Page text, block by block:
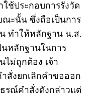
ช้ประกอบการรังวัด
ะนั้น ซึ่งถือเป็นการ
ทำให้หลักฐาน น.ส.
หลักฐานในการ
ไม่ถูกต้อง เจ้า
สั่งยกเลิกคำขอออก
รณ์คำสั่งดังกล่าวแต่